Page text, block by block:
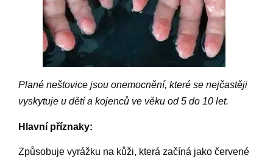
Plané neštovice jsou onemocnění, které se nejčastěji
vyskytuje u dětí a kojenců ve věku od 5 do 10 let.
Hlavní příznaky:
Způsobuje vyrážku na kůži, která začíná jako červené